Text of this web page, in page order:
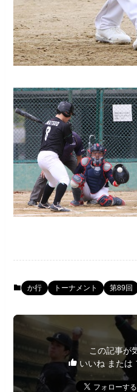
か行 トーナメント 第89回
この記事が
いいね または